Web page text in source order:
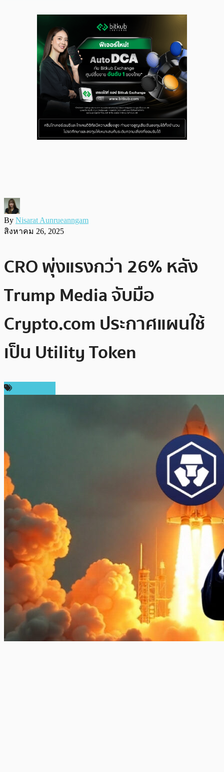
By Nisarat Aunrueanngam
สิงหาคม 26, 2025
CRO พุ่งแรงกว่า 26% หลัง
Trump Media จับมือ
Crypto.com ประกาศแผนใช้
เป็น Utility Token